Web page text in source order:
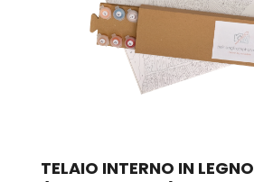
TELAIO INTERNO IN LEGNO